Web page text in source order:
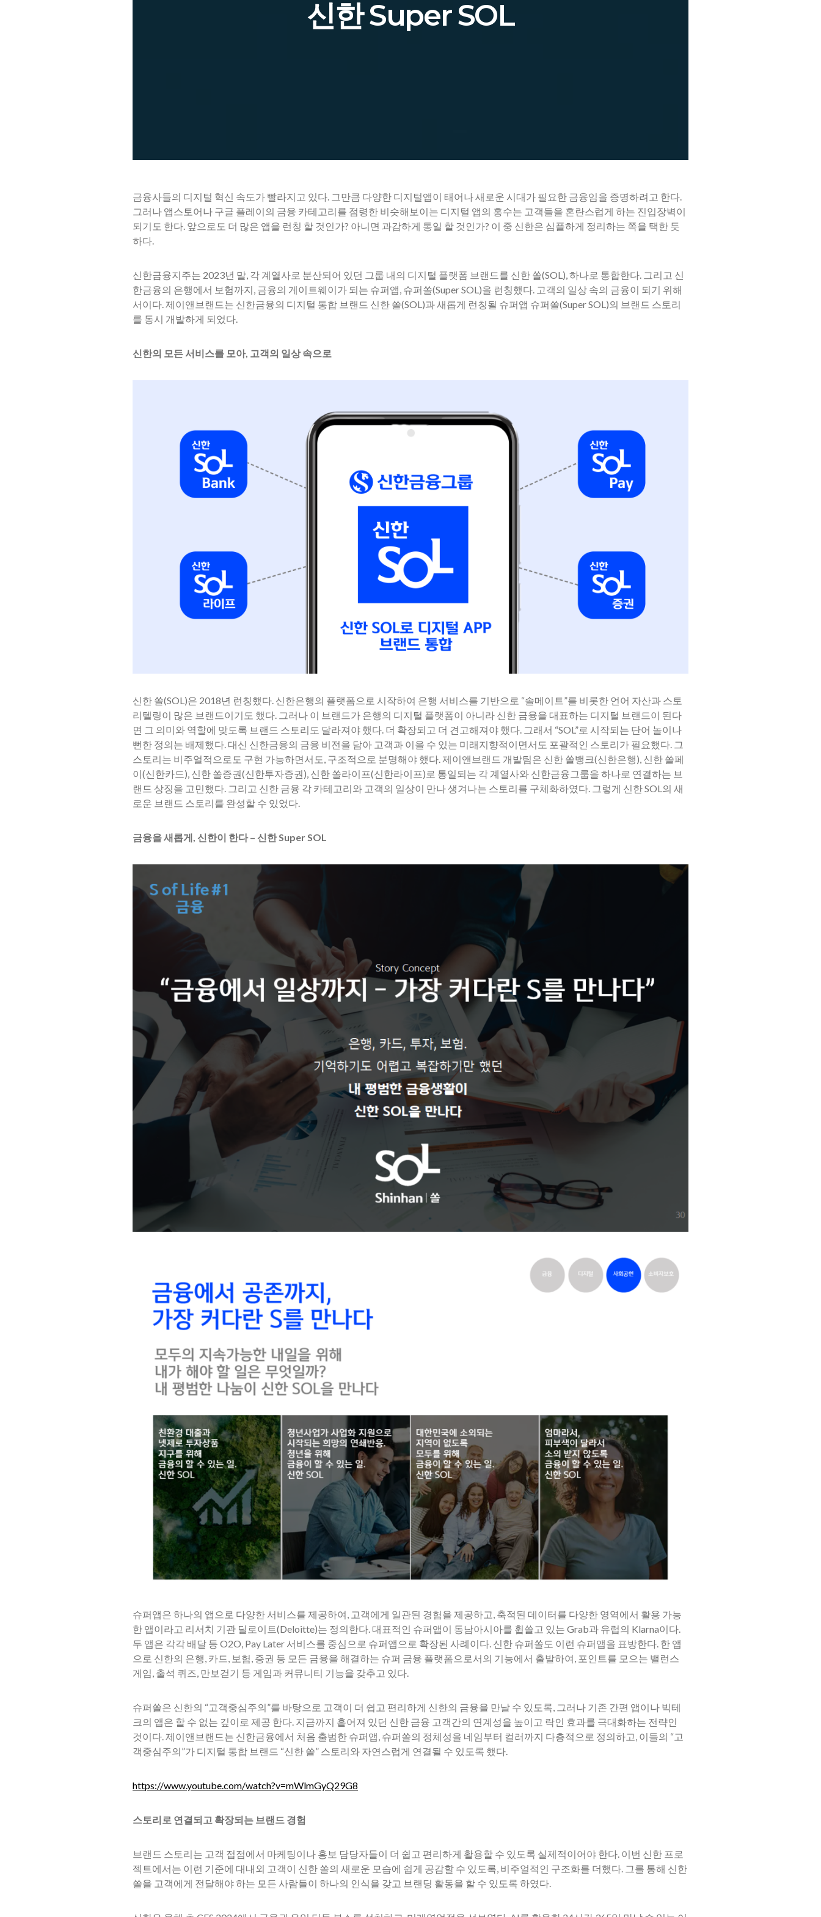
신한 Super SOL
금융사들의 디지털 혁신 속도가 빨라지고 있다. 그만큼 다양한 디지털앱이 태어나 새로운 시대가 필요한 금융임을 증명하려고 한다.
그러나 앱스토어나 구글 플레이의 금융 카테고리를 점령한 비슷해보이는 디지털 앱의 홍수는 고객들을 혼란스럽게 하는 진입장벽이
되기도 한다. 앞으로도 더 많은 앱을 런칭 할 것인가? 아니면 과감하게 통일 할 것인가? 이 중 신한은 심플하게 정리하는 쪽을 택한 듯
하다.
신한금융지주는 2023년 말, 각 계열사로 분산되어 있던 그룹 내의 디지털 플랫폼 브랜드를 신한 쏠(SOL), 하나로 통합한다. 그리고 신
한금융의 은행에서 보험까지, 금융의 게이트웨이가 되는 슈퍼앱, 슈퍼쏠(Super SOL)을 런칭했다. 고객의 일상 속의 금융이 되기 위해
서이다. 제이앤브랜드는 신한금융의 디지털 통합 브랜드 신한 쏠(SOL)과 새롭게 런칭될 슈퍼앱 슈퍼쏠(Super SOL)의 브랜드 스토리
를 동시 개발하게 되었다.
신한의 모든 서비스를 모아, 고객의 일상 속으로
신한 쏠(SOL)은 2018년 런칭했다. 신한은행의 플랫폼으로 시작하여 은행 서비스를 기반으로 “솔메이트”를 비롯한 언어 자산과 스토
리텔링이 많은 브랜드이기도 했다. 그러나 이 브랜드가 은행의 디지털 플랫폼이 아니라 신한 금융을 대표하는 디지털 브랜드이 된다
면 그 의미와 역할에 맞도록 브랜드 스토리도 달라져야 했다. 더 확장되고 더 견고해져야 했다. 그래서 “SOL”로 시작되는 단어 놀이나
뻔한 정의는 배제했다. 대신 신한금융의 금융 비전을 담아 고객과 이을 수 있는 미래지향적이면서도 포괄적인 스토리가 필요했다. 그
스토리는 비주얼적으로도 구현 가능하면서도, 구조적으로 분명해야 했다. 제이앤브랜드 개발팀은 신한 쏠뱅크(신한은행), 신한 쏠페
이(신한카드), 신한 쏠증권(신한투자증권), 신한 쏠라이프(신한라이프)로 통일되는 각 계열사와 신한금융그룹을 하나로 연결하는 브
랜드 상징을 고민했다. 그리고 신한 금융 각 카테고리와 고객의 일상이 만나 생겨나는 스토리를 구체화하였다. 그렇게 신한 SOL의 새
로운 브랜드 스토리를 완성할 수 있었다.
금융을 새롭게, 신한이 한다 – 신한 Super SOL
슈퍼앱은 하나의 앱으로 다양한 서비스를 제공하여, 고객에게 일관된 경험을 제공하고, 축적된 데이터를 다양한 영역에서 활용 가능
한 앱이라고 리서치 기관 딜로이트(Deloitte)는 정의한다. 대표적인 슈퍼앱이 동남아시아를 휩쓸고 있는 Grab과 유럽의 Klarna이다.
두 앱은 각각 배달 등 O2O, Pay Later 서비스를 중심으로 슈퍼앱으로 확장된 사례이다. 신한 슈퍼쏠도 이런 슈퍼앱을 표방한다. 한 앱
으로 신한의 은행, 카드, 보험, 증권 등 모든 금융을 해결하는 슈퍼 금융 플랫폼으로서의 기능에서 출발하여, 포인트를 모으는 밸런스
게임, 출석 퀴즈, 만보걷기 등 게임과 커뮤니티 기능을 갖추고 있다.
슈퍼쏠은 신한의 “고객중심주의”를 바탕으로 고객이 더 쉽고 편리하게 신한의 금융을 만날 수 있도록, 그러나 기존 간편 앱이나 빅테
크의 앱은 할 수 없는 깊이로 제공 한다. 지금까지 흩어져 있던 신한 금융 고객간의 연계성을 높이고 락인 효과를 극대화하는 전략인
것이다. 제이앤브랜드는 신한금융에서 처음 출범한 슈퍼앱, 슈퍼쏠의 정체성을 네임부터 컬러까지 다층적으로 정의하고, 이들의 “고
객중심주의”가 디지털 통합 브랜드 “신한 쏠” 스토리와 자연스럽게 연결될 수 있도록 했다.
https://www.youtube.com/watch?v=mWlmGyQ29G8
스토리로 연결되고 확장되는 브랜드 경험
브랜드 스토리는 고객 접점에서 마케팅이나 홍보 담당자들이 더 쉽고 편리하게 활용할 수 있도록 실제적이어야 한다. 이번 신한 프로
젝트에서는 이런 기준에 대내외 고객이 신한 쏠의 새로운 모습에 쉽게 공감할 수 있도록, 비주얼적인 구조화를 더했다. 그를 통해 신한
쏠을 고객에게 전달해야 하는 모든 사람들이 하나의 인식을 갖고 브랜딩 활동을 할 수 있도록 하였다.